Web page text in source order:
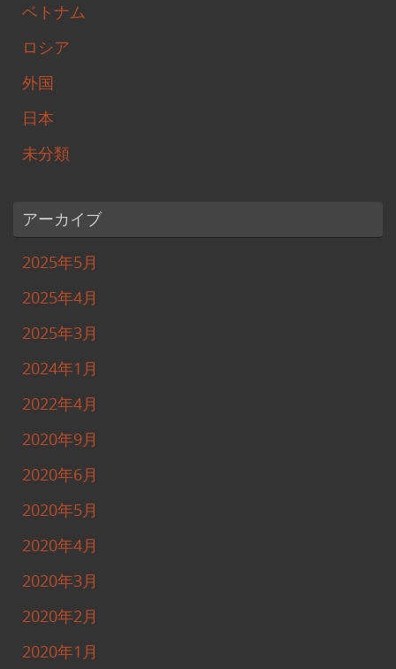
ベトナム
ロシア
外国
日本
未分類
アーカイブ
2025年5月
2025年4月
2025年3月
2024年1月
2022年4月
2020年9月
2020年6月
2020年5月
2020年4月
2020年3月
2020年2月
2020年1月